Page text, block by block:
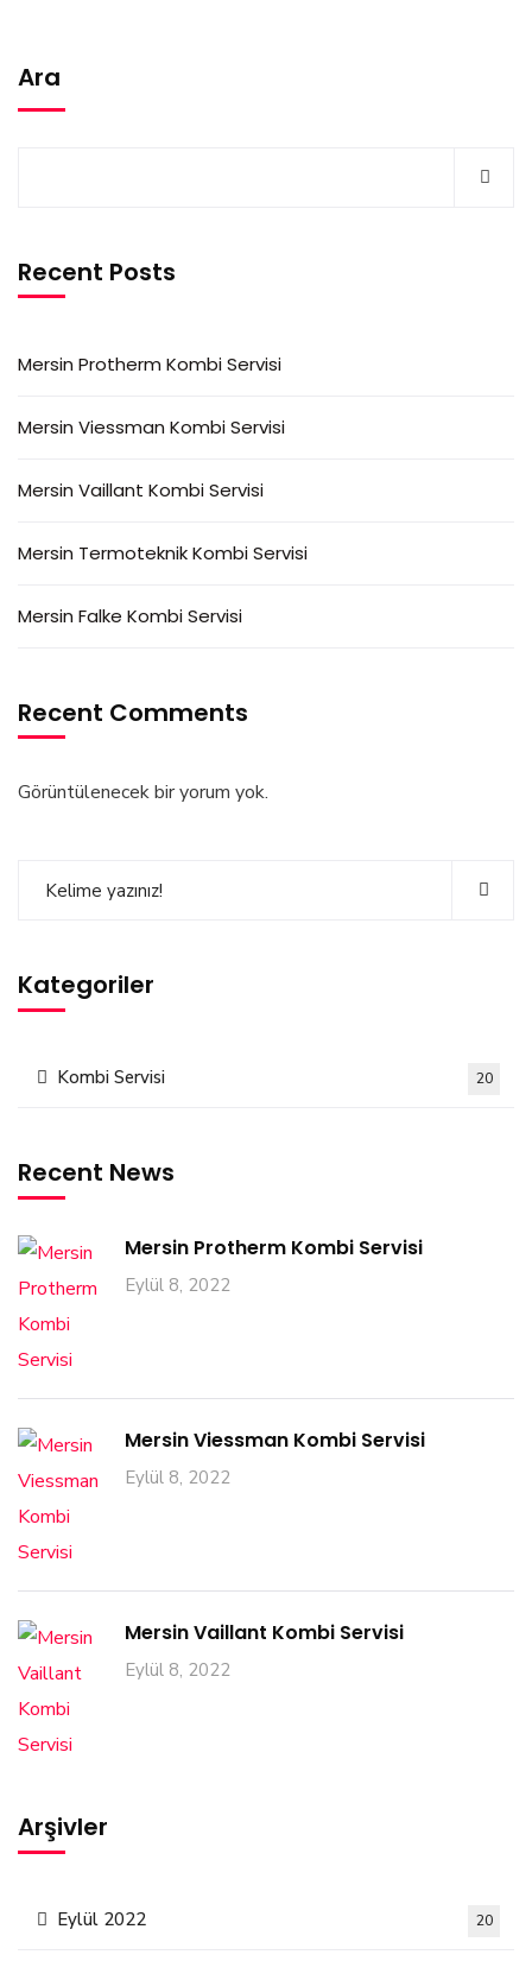
Ara
Recent Posts
Mersin Protherm Kombi Servisi
Mersin Viessman Kombi Servisi
Mersin Vaillant Kombi Servisi
Mersin Termoteknik Kombi Servisi
Mersin Falke Kombi Servisi
Recent Comments
Görüntülenecek bir yorum yok.
Kategoriler
Kombi Servisi 20
Recent News
Mersin Protherm Kombi Servisi
Eylül 8, 2022
Mersin Viessman Kombi Servisi
Eylül 8, 2022
Mersin Vaillant Kombi Servisi
Eylül 8, 2022
Arşivler
Eylül 2022 20